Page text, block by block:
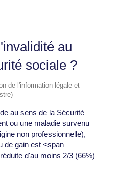
au
sociale ?
de l'information légale et
au sens de la Sécurité
ou une maladie survenu
non professionnelle),
de gain est <span
d'au moins 2/3 (66%)